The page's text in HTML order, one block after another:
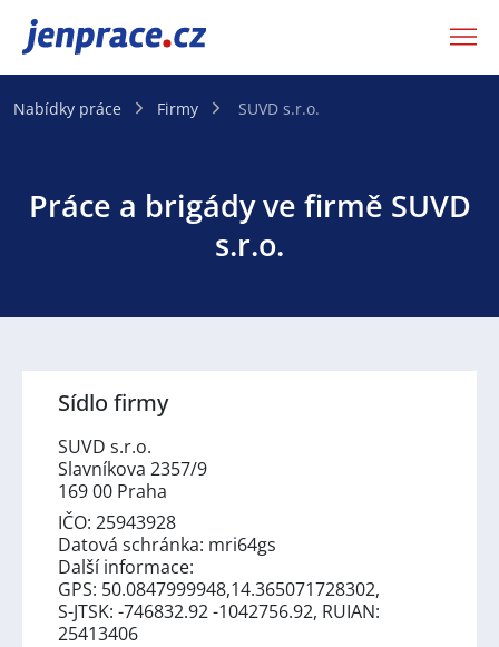
JenPráce.cz
Nabídky práce Firmy SUVD s.r.o.
Práce a brigády ve firmě SUVD
s.r.o.
Sídlo firmy
SUVD s.r.o.
Slavníkova 2357/9
169 00 Praha
IČO: 25943928
Datová schránka: mri64gs
Další informace:
GPS: 50.0847999948,14.365071728302,
S-JTSK: -746832.92 -1042756.92, RUIAN:
25413406